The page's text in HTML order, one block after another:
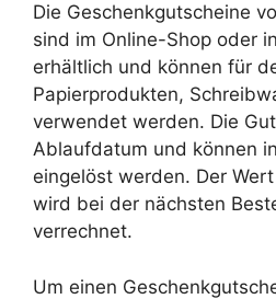
Die Geschenkgutscheine
sind im Online-Shop oder
erhältlich und können für
Papierprodukten,
verwendet werden. Die
Ablaufdatum und können
eingelöst werden. Der
wird bei der nächsten
verrechnet.
Um einen